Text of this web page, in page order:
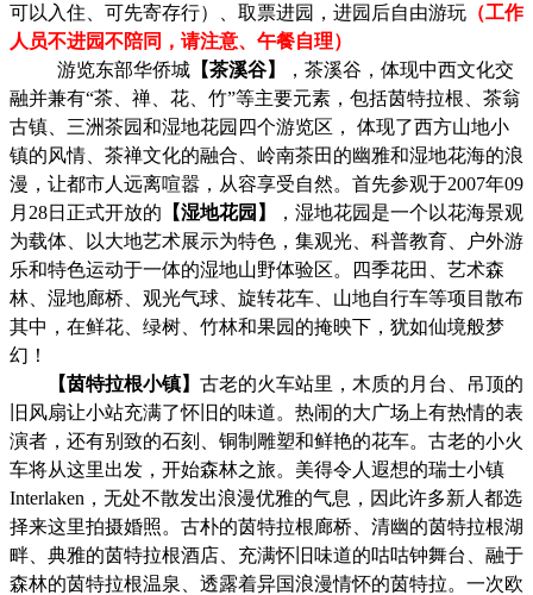
可以入住、可先寄存行）、 取票进园，进园后自由游玩 （工作
人员不进园不陪同，请注意、午餐自理）
游览东部华侨城 【茶溪谷】
，茶溪谷，体现中西文化交
融并兼有“茶、禅、花、竹”等主要元素，包括茵特拉根、茶翁
古镇、三洲茶园和湿地花园四个游览区， 体现了西方山地小
镇的风情、茶禅文化的融合、岭南茶田的幽雅和湿地花海的浪
漫，让都市人远离喧嚣，从容享受自然。首先参观于2007年09
月28日正式开放的 【湿地花园 】
，湿地花园是一个以花海景观
为载体、以大地艺术展示为特色，集观光、科普教育、户外游
乐和特色运动于一体的湿地山野体验区。四季花田、艺术森
林、湿地廊桥、观光气球、旋转花车、山地自行车等项目散布
其中，在鲜花、绿树、竹林和果园的掩映下，犹如仙境般梦
幻！
【茵特拉根小镇】 古老的火车站里，木质的月台、吊顶的
旧风扇让小站充满了怀旧的味道。热闹的大广场上有热情的表
演者，还有别致的石刻、铜制雕塑和鲜艳的花车。古老的小火
车将从这里出发，开始森林之旅。美得令人遐想的瑞士小镇
Interlaken，无处不散发出浪漫优雅的气息，因此许多新人都选
择来这里拍摄婚照。古朴的茵特拉根廊桥、清幽的茵特拉根湖
畔、典雅的茵特拉根酒店、充满怀旧味道的咕咕钟舞台、融于
森林的茵特拉根温泉、透露着异国浪漫情怀的茵特拉。一次欧